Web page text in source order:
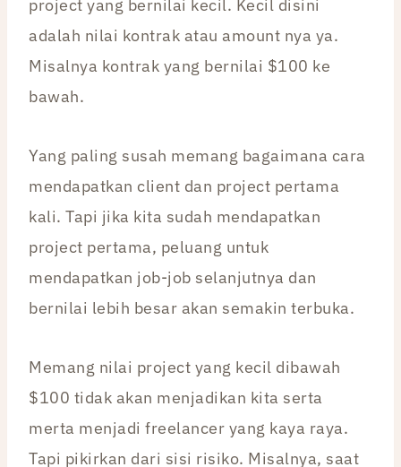
project yang bernilai kecil. Kecil disini
adalah nilai kontrak atau amount nya ya.
Misalnya kontrak yang bernilai $100 ke
bawah.
Yang paling susah memang bagaimana cara
mendapatkan client dan project pertama
kali. Tapi jika kita sudah mendapatkan
project pertama, peluang untuk
mendapatkan job-job selanjutnya dan
bernilai lebih besar akan semakin terbuka.
Memang nilai project yang kecil dibawah
$100 tidak akan menjadikan kita serta
merta menjadi freelancer yang kaya raya.
Tapi pikirkan dari sisi risiko. Misalnya, saat